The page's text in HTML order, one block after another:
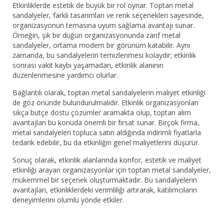
Etkinliklerde estetik de büyük bir rol oynar. Toptan metal
sandalyeler, farklı tasarımları ve renk seçenekleri sayesinde,
organizasyonun temasına uyum sağlama avantajı sunar.
Örneğin, şık bir düğün organizasyonunda zarif metal
sandalyeler, ortama modern bir görünüm katabilir. Aynı
zamanda, bu sandalyelerin temizlenmesi kolaydır; etkinlik
sonrası vakit kaybı yaşamadan, etkinlik alanının
düzenlenmesine yardımcı olurlar.
Bağlantılı olarak, toptan metal sandalyelerin maliyet etkinliği
de göz önünde bulundurulmalıdır. Etkinlik organizasyonları
sıkça bütçe dostu çözümler aramakta olup, toptan alım
avantajları bu konuda önemli bir fırsat sunar. Birçok firma,
metal sandalyeleri topluca satın aldığında indirimli fiyatlarla
tedarik edebilir, bu da etkinliğin genel maliyetlerini düşürür.
Sonuç olarak, etkinlik alanlarında konfor, estetik ve maliyet
etkinliği arayan organizasyonlar için toptan metal sandalyeler,
mükemmel bir seçenek oluşturmaktadır. Bu sandalyelerin
avantajları, etkinliklerdeki verimliliği artırarak, katılımcıların
deneyimlerini olumlu yönde etkiler.